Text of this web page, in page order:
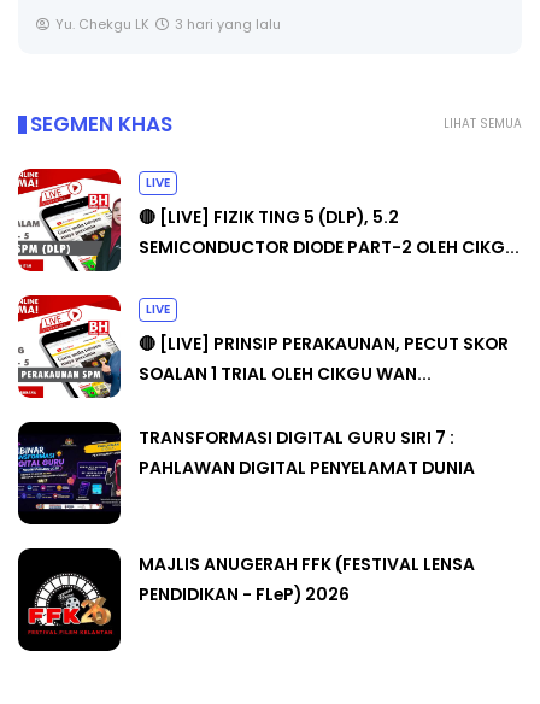
Yu. Chekgu LK 3 hari yang lalu
LIHAT SEMUA
SEGMEN KHAS
LIVE
🔴 [LIVE] FIZIK TING 5 (DLP), 5.2
SEMICONDUCTOR DIODE PART-2 OLEH CIKG...
LIVE
🔴 [LIVE] PRINSIP PERAKAUNAN, PECUT SKOR
SOALAN 1 TRIAL OLEH CIKGU WAN...
TRANSFORMASI DIGITAL GURU SIRI 7 :
PAHLAWAN DIGITAL PENYELAMAT DUNIA
MAJLIS ANUGERAH FFK (FESTIVAL LENSA
PENDIDIKAN - FLeP) 2026